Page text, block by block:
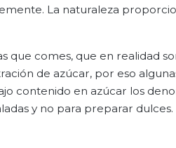
La naturaleza
que comes, que en realidad
de azúcar, por eso
contenido en azúcar los
y no para preparar dulces.